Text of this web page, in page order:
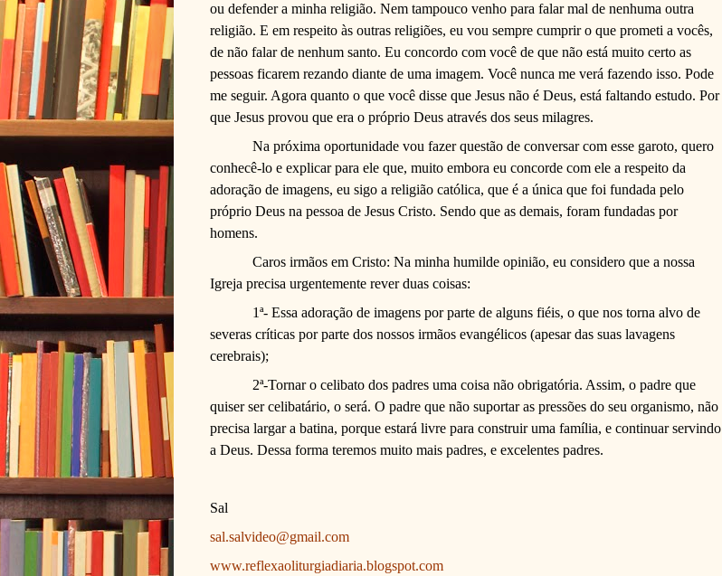
ou defender a minha religião. Nem tampouco venho para falar mal de nenhuma outra
religião. E em respeito às outras religiões, eu vou sempre cumprir o que prometi a vocês,
de não falar de nenhum santo. Eu concordo com você de que não está muito certo as
pessoas ficarem rezando diante de uma imagem. Você nunca me verá fazendo isso. Pode
me seguir. Agora quanto o que você disse que Jesus não é Deus, está faltando estudo. Por
que Jesus provou que era o próprio Deus através dos seus milagres.
Na próxima oportunidade vou fazer questão de conversar com esse garoto, quero
conhecê-lo e explicar para ele que, muito embora eu concorde com ele a respeito da
adoração de imagens, eu sigo a religião católica, que é a única que foi fundada pelo
próprio Deus na pessoa de Jesus Cristo. Sendo que as demais, foram fundadas por
homens.
Caros irmãos em Cristo: Na minha humilde opinião, eu considero que a nossa
Igreja precisa urgentemente rever duas coisas:
1ª- Essa adoração de imagens por parte de alguns fiéis, o que nos torna alvo de
severas críticas por parte dos nossos irmãos evangélicos (apesar das suas lavagens
cerebrais);
2ª-Tornar o celibato dos padres uma coisa não obrigatória. Assim, o padre que
quiser ser celibatário, o será. O padre que não suportar as pressões do seu organismo, não
precisa largar a batina, porque estará livre para construir uma família, e continuar servindo
a Deus. Dessa forma teremos muito mais padres, e excelentes padres.
Sal
sal.salvideo@gmail.com
www.reflexaoliturgiadiaria.blogspot.com